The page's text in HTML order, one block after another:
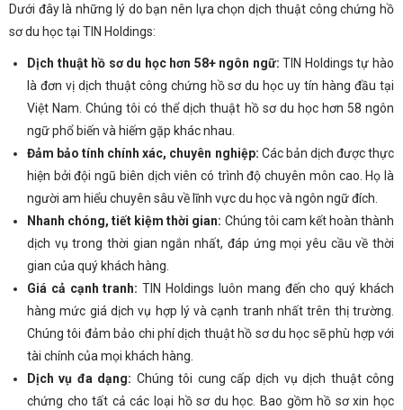
Dưới đây là những lý do bạn nên lựa chọn dịch thuật công chứng hồ
sơ du học tại TIN Holdings:
Dịch thuật hồ sơ du học hơn 58+ ngôn ngữ:TIN Holdings tự hào
là đơn vị dịch thuật công chứng hồ sơ du học uy tín hàng đầu tại
Việt Nam. Chúng tôi có thể dịch thuật hồ sơ du học hơn 58 ngôn
ngữ phổ biến và hiếm gặp khác nhau.
Đảm bảo tính chính xác, chuyên nghiệp: Các bản dịch được thực
hiện bởi đội ngũ biên dịch viên có trình độ chuyên môn cao. Họ là
người am hiểu chuyên sâu về lĩnh vực du học và ngôn ngữ đích.
Nhanh chóng, tiết kiệm thời gian: Chúng tôi cam kết hoàn thành
dịch vụ trong thời gian ngắn nhất, đáp ứng mọi yêu cầu về thời
gian của quý khách hàng.
Giá cả cạnh tranh:TIN Holdings luôn mang đến cho quý khách
hàng mức giá dịch vụ hợp lý và cạnh tranh nhất trên thị trường.
Chúng tôi đảm bảo chi phí dịch thuật hồ sơ du học sẽ phù hợp với
tài chính của mọi khách hàng.
Dịch vụ đa dạng: Chúng tôi cung cấp dịch vụ dịch thuật công
chứng cho tất cả các loại hồ sơ du học. Bao gồm hồ sơ xin học